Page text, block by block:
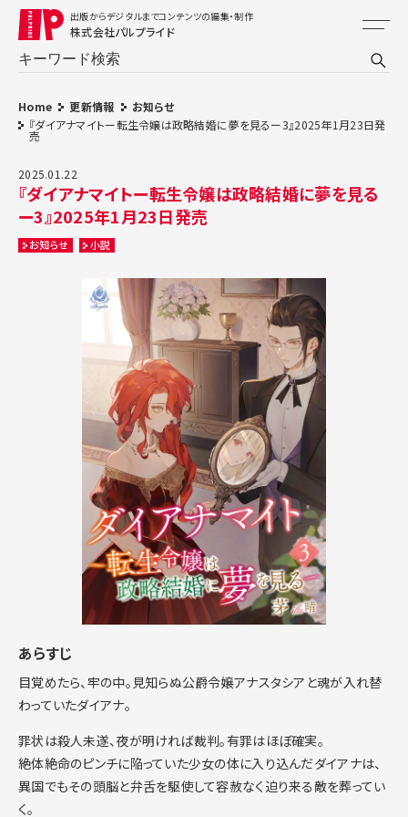
出版からデジタルまでコンテンツの編集・制作
株式会社パルプライド
Home 更新情報
お知らせ
『ダイアナマイトー転生令嬢は政略結婚に夢を見るー3』2025年1月23日発
売
2025.01.22
『ダイアナマイトー転生令嬢は政略結婚に夢を見る
ー3』2025年1月23日発売
お知らせ 小説
あらすじ
目覚めたら、牢の中。見知らぬ公爵令嬢アナスタシアと魂が入れ替
わっていたダイアナ。
罪状は殺人未遂、夜が明ければ裁判。有罪はほぼ確実。
絶体絶命のピンチに陥っていた少女の体に入り込んだダイアナは、
異国でもその頭脳と弁舌を駆使して容赦なく迫り来る敵を葬ってい
く。